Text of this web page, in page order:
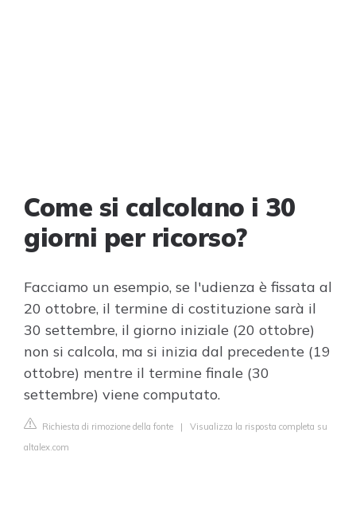
Come si calcolano i 30
giorni per ricorso?
Facciamo un esempio, se l'udienza è fissata al
20 ottobre, il termine di costituzione sarà il
30 settembre, il giorno iniziale (20 ottobre)
non si calcola, ma si inizia dal precedente (19
ottobre) mentre il termine finale (30
settembre) viene computato.
Richiesta di rimozione della fonte | Visualizza la risposta completa su
altalex.com